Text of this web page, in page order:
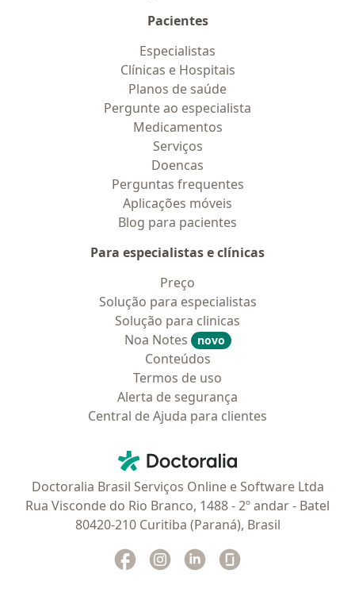
Pacientes
Especialistas
Clínicas e Hospitais
Planos de saúde
Pergunte ao especialista
Medicamentos
Serviços
Doencas
Perguntas frequentes
Aplicações móveis
Blog para pacientes
Para especialistas e clínicas
Preço
Solução para especialistas
Solução para clinicas
Noa Notes
novo
Conteúdos
Termos de uso
Alerta de segurança
Central de Ajuda para clientes
Doctoralia - Homepage
Doctoralia Brasil Serviços Online e Software Ltda
Rua Visconde do Rio Branco, 1488 - 2º andar - Batel
80420-210 Curitiba (Paraná), Brasil
Facebook
abre num novo separador
Instagram
abre num novo separador
Linkedin
abre num novo